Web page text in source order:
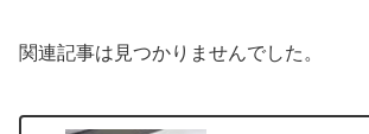
関連記事は見つかりませんでした。